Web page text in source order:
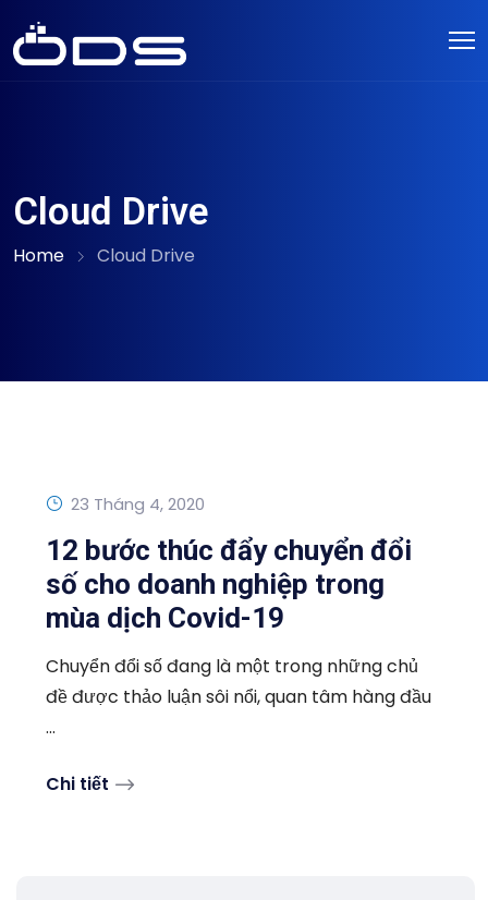
Cloud Drive
Home Cloud Drive
23 Tháng 4, 2020
12 bước thúc đẩy chuyển đổi
số cho doanh nghiệp trong
mùa dịch Covid-19
Chuyển đổi số đang là một trong những chủ
đề được thảo luận sôi nổi, quan tâm hàng đầu
...
Chi tiết